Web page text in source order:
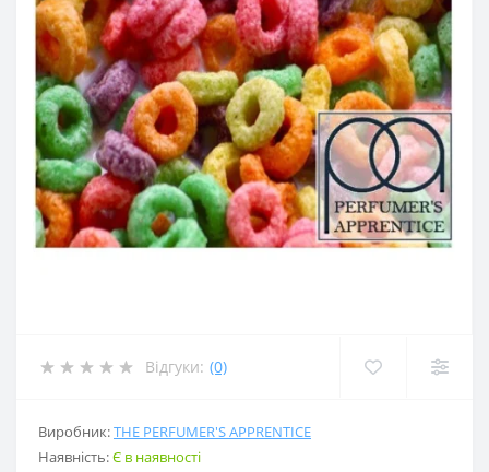
Відгуки: (0)
Виробник:THE PERFUMER'S APPRENTICE
Наявність:Є в наявності